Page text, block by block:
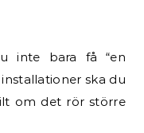
inte bara få “en
ska du
om det rör större